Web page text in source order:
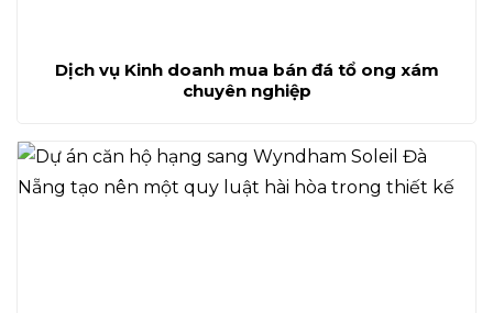
Dịch vụ Kinh doanh mua bán đá tổ ong xám
chuyên nghiệp